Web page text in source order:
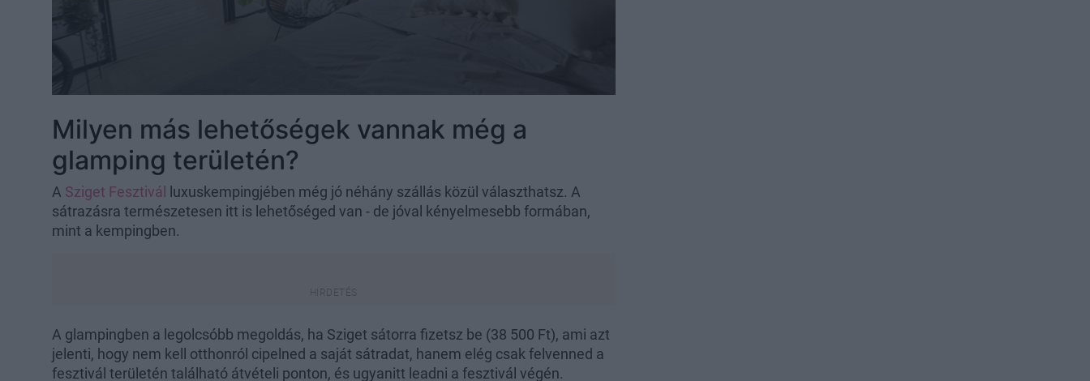
Milyen más lehetőségek vannak még a
glamping területén?
A Sziget Fesztivál
luxuskempingjében még jó néhány szállás közül választhatsz. A
sátrazásra természetesen itt is lehetőséged van - de jóval kényelmesebb formában,
mint a kempingben.
A glampingben a legolcsóbb megoldás, ha Sziget sátorra fizetsz be (38 500 Ft), ami azt
jelenti, hogy nem kell otthonról cipelned a saját sátradat, hanem elég csak felvenned a
fesztivál területén található átvételi ponton, és ugyanitt leadni a fesztivál végén.